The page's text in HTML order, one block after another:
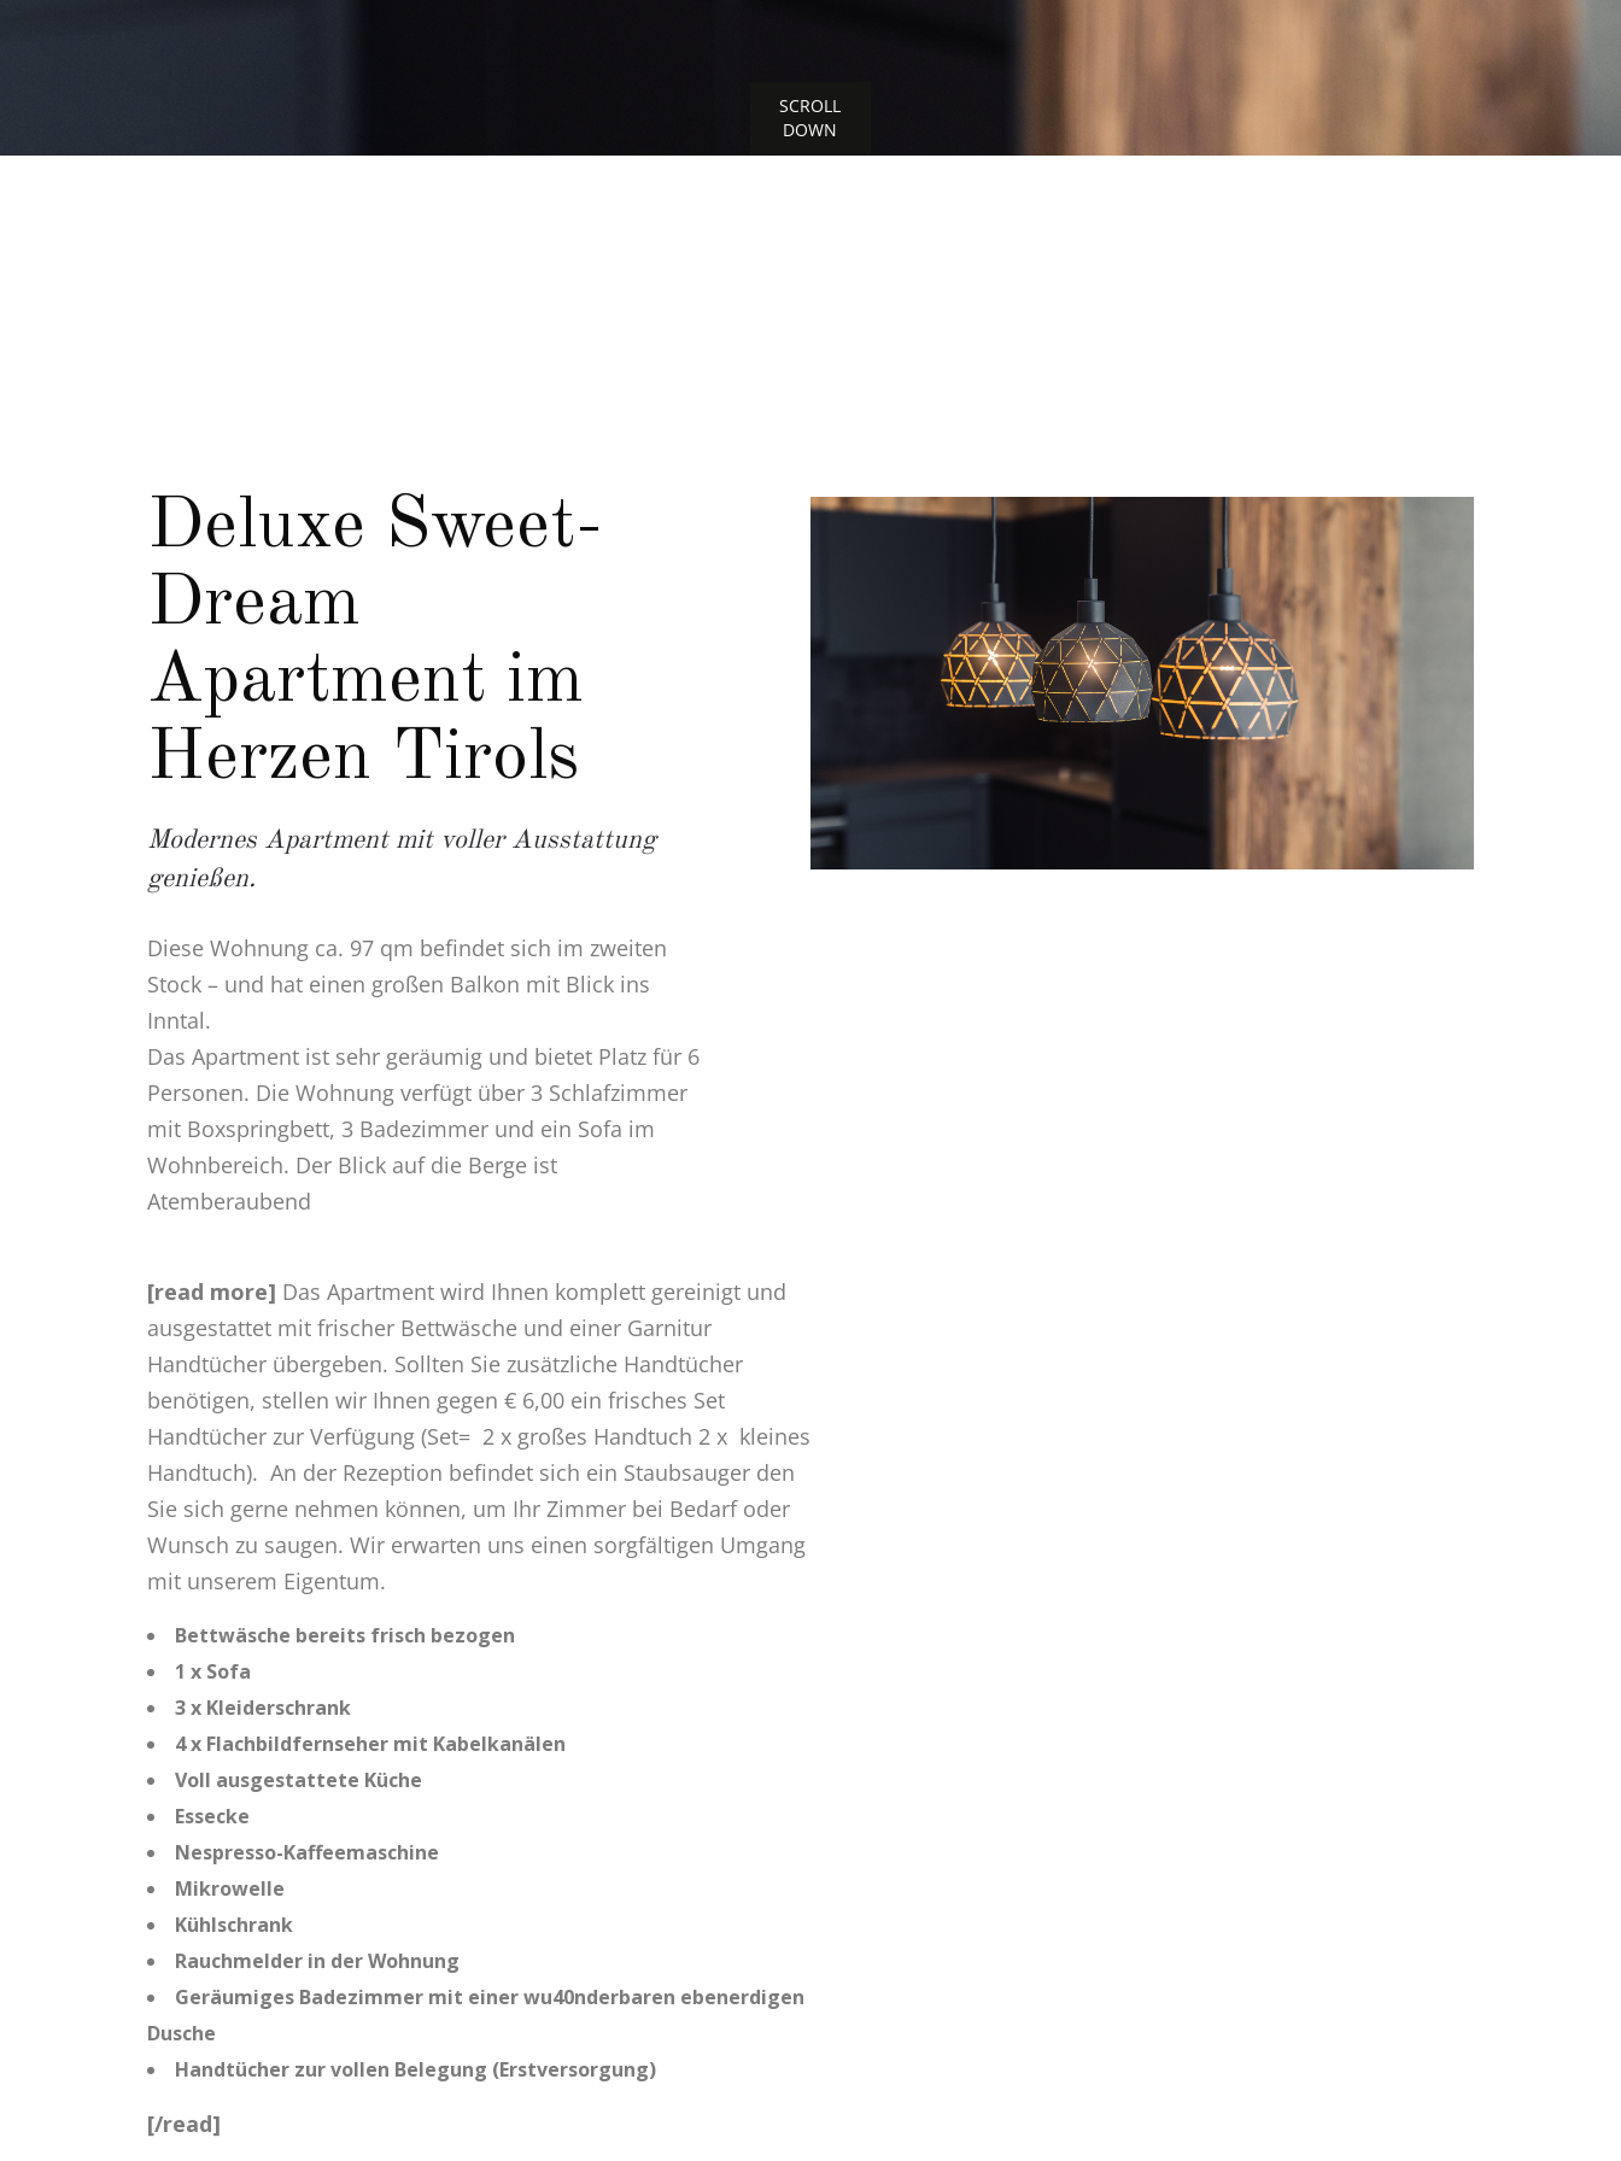
SCROLL
DOWN
Deluxe Sweet-
Dream
Apartment im
Herzen Tirols
Modernes Apartment mit voller Ausstattung
genießen.
Diese Wohnung ca. 97 qm befindet sich im zweiten
Stock – und hat einen großen Balkon mit Blick ins
Inntal.
Das Apartment ist sehr geräumig und bietet Platz für 6
Personen. Die Wohnung verfügt über 3 Schlafzimmer
mit Boxspringbett, 3 Badezimmer und ein Sofa im
Wohnbereich. Der Blick auf die Berge ist
Atemberaubend
[read more] Das Apartment wird Ihnen komplett gereinigt und
ausgestattet mit frischer Bettwäsche und einer Garnitur
Handtücher übergeben. Sollten Sie zusätzliche Handtücher
benötigen, stellen wir Ihnen gegen € 6,00 ein frisches Set
Handtücher zur Verfügung (Set= 2 x großes Handtuch 2 x kleines
Handtuch). An der Rezeption befindet sich ein Staubsauger den
Sie sich gerne nehmen können, um Ihr Zimmer bei Bedarf oder
Wunsch zu saugen. Wir erwarten uns einen sorgfältigen Umgang
mit unserem Eigentum.
Bettwäsche bereits frisch bezogen
1 x Sofa
3 x Kleiderschrank
4 x Flachbildfernseher mit Kabelkanälen
Voll ausgestattete Küche
Essecke
Nespresso-Kaffeemaschine
Mikrowelle
Kühlschrank
Rauchmelder in der Wohnung
Geräumiges Badezimmer mit einer wu40nderbaren ebenerdigen
Dusche
Handtücher zur vollen Belegung (Erstversorgung)
[/read]